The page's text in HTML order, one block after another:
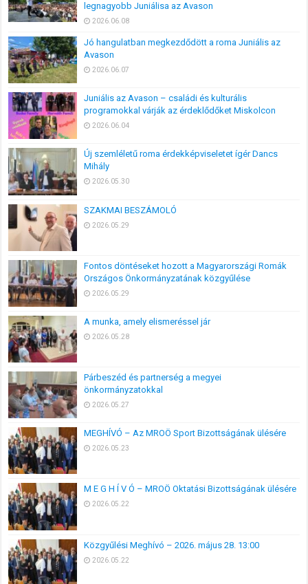
legnagyobb Juniálisa az Avason
2026.06.08
Jó hangulatban megkezdődött a roma Juniális az
Avason
2026.06.07
Juniális az Avason – családi és kulturális
programokkal várják az érdeklődőket Miskolcon
2026.06.04
Új szemléletű roma érdekképviseletet ígér Dancs
Mihály
2026.05.30
SZAKMAI BESZÁMOLÓ
2026.05.29
Fontos döntéseket hozott a Magyarországi Romák
Országos Önkormányzatának közgyűlése
2026.05.29
A munka, amely elismeréssel jár
2026.05.28
Párbeszéd és partnerség a megyei
önkormányzatokkal
2026.05.27
MEGHÍVÓ – Az MROÖ Sport Bizottságának ülésére
2026.05.23
M E G H Í V Ó – MROÖ Oktatási Bizottságának ülésére
2026.05.22
Közgyűlési Meghívó – 2026. május 28. 13:00
2026.05.22